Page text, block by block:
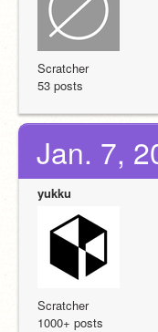
Scratcher
53 posts
Jan. 7,
yukku
Scratcher
1000+ posts